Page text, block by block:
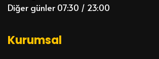
Diğer günler 07:30 / 23:00
Kurumsal